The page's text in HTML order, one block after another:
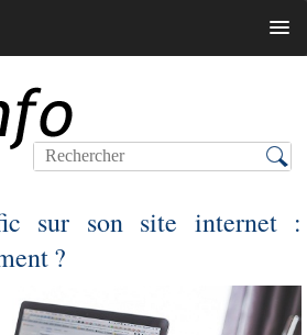
sur son site internet :
?